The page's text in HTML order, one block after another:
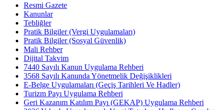
Resmi Gazete
Kanunlar
Tebliğler
Pratik Bilgiler (Vergi Uygulamaları)
Pratik Bilgiler (Sosyal Güvenlik)
Mali Rehber
Dijital Takvim
7440 Sayılı Kanun Uygulama Rehberi
3568 Sayılı Kanunda Yönetmelik Değişiklikleri
E-Belge Uygulamaları (Geçiş Tarihleri Ve Hadler)
Turizm Payı Uygulama Rehberi
Geri Kazanım Katılım Payı (GEKAP) Uygulama Rehberi